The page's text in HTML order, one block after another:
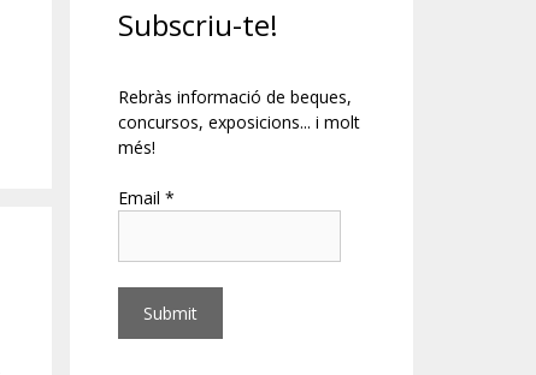
Subscriu-te!
Rebràs informació de beques,
concursos, exposicions... i molt
més!
Email *